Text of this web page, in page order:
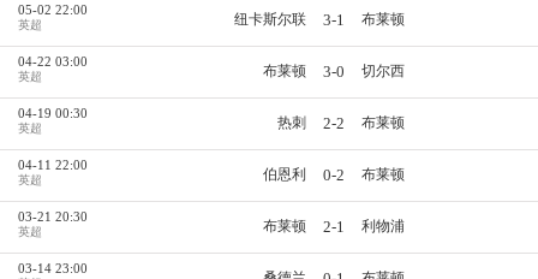
05-02 22:00
英超 纽卡斯尔联 3-1 布莱顿
04-22 03:00
英超 布莱顿 3-0 切尔西
04-19 00:30
英超 热刺 2-2 布莱顿
04-11 22:00
英超 伯恩利 0-2 布莱顿
03-21 20:30
英超 布莱顿 2-1 利物浦
03-14 23:00